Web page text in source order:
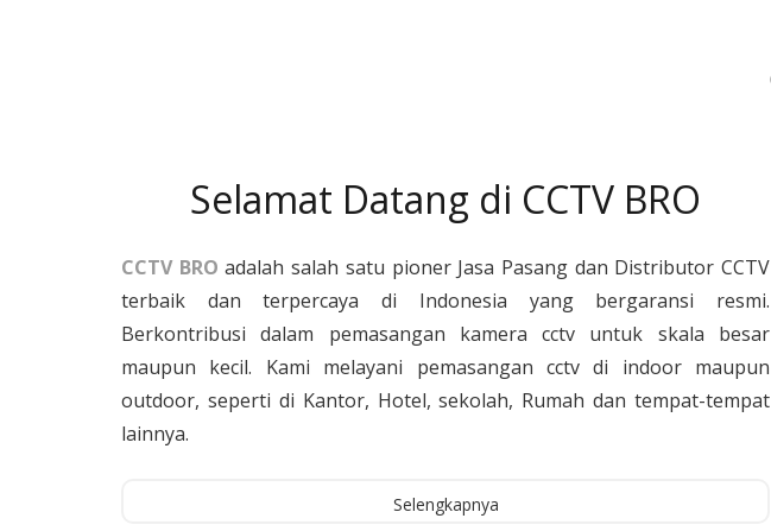
Selamat Datang di CCTV BRO
CCTV BRO adalah salah satu pioner Jasa Pasang dan Distributor CCTV
terbaik dan terpercaya di Indonesia yang bergaransi resmi.
Berkontribusi dalam pemasangan kamera cctv untuk skala besar
maupun kecil. Kami melayani pemasangan cctv di indoor maupun
outdoor, seperti di Kantor, Hotel, sekolah, Rumah dan tempat-tempat
lainnya.
Selengkapnya